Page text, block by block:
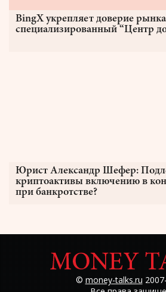
BingX укрепляет доверие
специализированный “Центр
Юрист Александр Шефер:
криптоактивы включению в
при банкротстве?
©money-talks.ru